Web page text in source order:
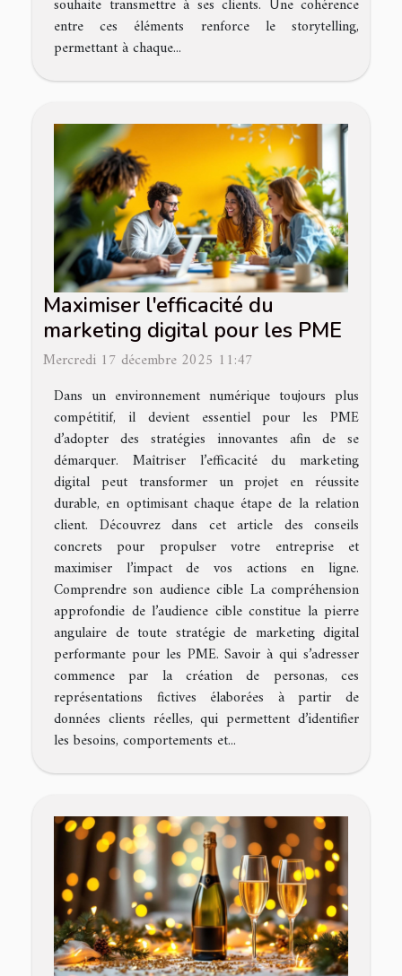
souhaite transmettre à ses clients. Une cohérence
entre ces éléments renforce le storytelling,
permettant à chaque...
Maximiser l'efficacité du
marketing digital pour les PME
Mercredi 17 décembre 2025 11:47
Dans un environnement numérique toujours plus
compétitif, il devient essentiel pour les PME
d’adopter des stratégies innovantes afin de se
démarquer. Maîtriser l’efficacité du marketing
digital peut transformer un projet en réussite
durable, en optimisant chaque étape de la relation
client. Découvrez dans cet article des conseils
concrets pour propulser votre entreprise et
maximiser l’impact de vos actions en ligne.
Comprendre son audience cible La compréhension
approfondie de l’audience cible constitue la pierre
angulaire de toute stratégie de marketing digital
performante pour les PME. Savoir à qui s’adresser
commence par la création de personas, ces
représentations fictives élaborées à partir de
données clients réelles, qui permettent d’identifier
les besoins, comportements et...